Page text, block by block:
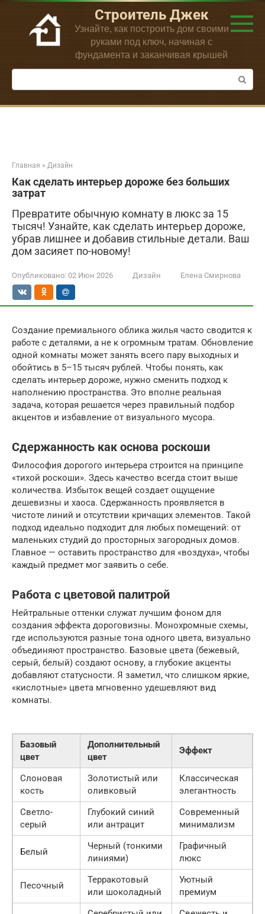
Перейти
контенту
Строитель Джек
Узнайте, как построить дом своими
руками под ключ, начиная с
фундамента и заканчивая крышей
Поиск:
Главная » Дизайн
Как сделать интерьер дороже без больших
затрат
Превратите обычную комнату в люкс за 15
тысяч! Узнайте, как сделать интерьер дороже,
убрав лишнее и добавив стильные детали. Ваш
дом засияет по-новому!
Опубликовано: 02 Июн 2026 Дизайн Елена Смирнова
Создание премиального облика жилья часто сводится к
работе с деталями, а не к огромным тратам. Обновление
одной комнаты может занять всего пару выходных и
обойтись в 5–15 тысяч рублей. Чтобы понять, как
сделать интерьер дороже, нужно сменить подход к
наполнению пространства. Это вполне реальная
задача, которая решается через правильный подбор
акцентов и избавление от визуального мусора.
Сдержанность как основа роскоши
Философия дорогого интерьера строится на принципе
«тихой роскоши». Здесь качество всегда стоит выше
количества. Избыток вещей создает ощущение
дешевизны и хаоса. Сдержанность проявляется в
чистоте линий и отсутствии кричащих элементов. Такой
подход идеально подходит для любых помещений: от
маленьких студий до просторных загородных домов.
Главное — оставить пространство для «воздуха», чтобы
каждый предмет мог заявить о себе.
Работа с цветовой палитрой
Нейтральные оттенки служат лучшим фоном для
создания эффекта дороговизны. Монохромные схемы,
где используются разные тона одного цвета, визуально
объединяют пространство. Базовые цвета (бежевый,
серый, белый) создают основу, а глубокие акценты
добавляют статусности. Я заметил, что слишком яркие,
«кислотные» цвета мгновенно удешевляют вид
комнаты.
Базовый
цвет
Дополнительный
цвет
Эффект
Слоновая
кость
Золотистый или
оливковый
Классическая
элегантность
Светло-
серый
Глубокий синий
или антрацит
Современный
минимализм
Белый
Черный (тонкими
линиями)
Графичный
люкс
Песочный
Терракотовый
или шоколадный
Уютный
премиум